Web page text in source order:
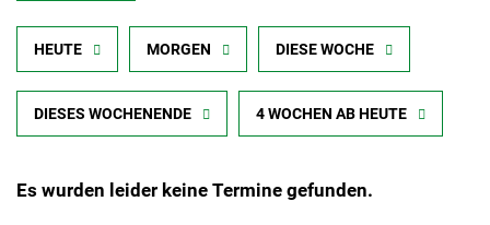
HEUTE MORGEN DIESE WOCHE
DIESES WOCHENENDE 4 WOCHEN AB HEUTE
Es wurden leider keine Termine gefunden.